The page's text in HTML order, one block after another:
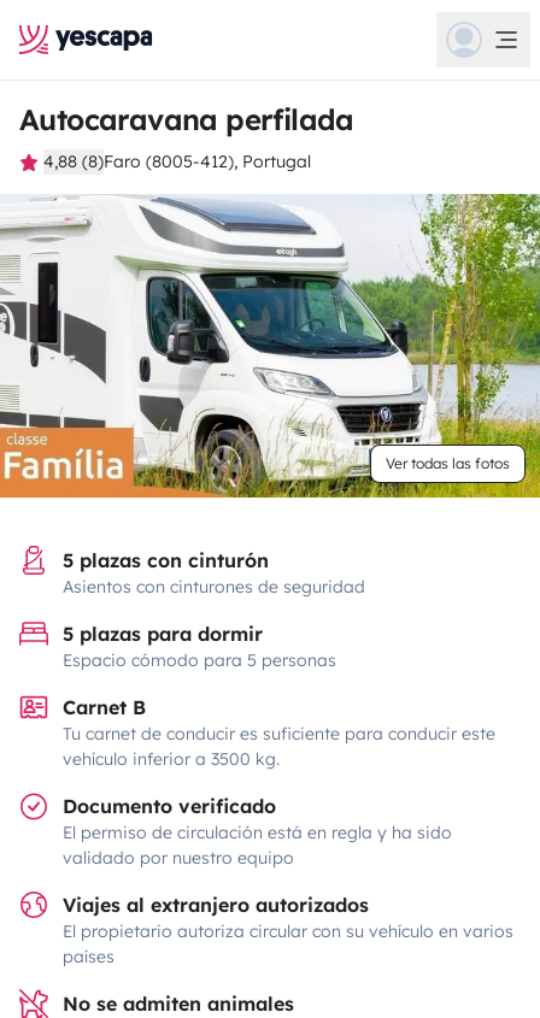
Autocaravana perfilada
4,88 (8)Faro (8005-412), Portugal
Ver todas las fotos
5 plazas con cinturón
Asientos con cinturones de seguridad
5 plazas para dormir
Espacio cómodo para 5 personas
Carnet B
Tu carnet de conducir es suficiente para conducir este
vehículo inferior a 3500 kg.
Documento verificado
El permiso de circulación está en regla y ha sido
validado por nuestro equipo
Viajes al extranjero autorizados
El propietario autoriza circular con su vehículo en varios
países
No se admiten animales